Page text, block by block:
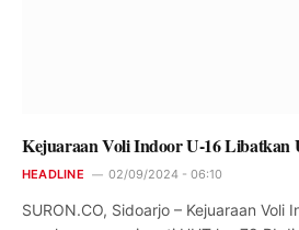
Kejuaraan Voli Indoor U-16
HEADLINE 02/09/2024 - 06:10
SURON.CO, Sidoarjo – Kejuaraan Voli